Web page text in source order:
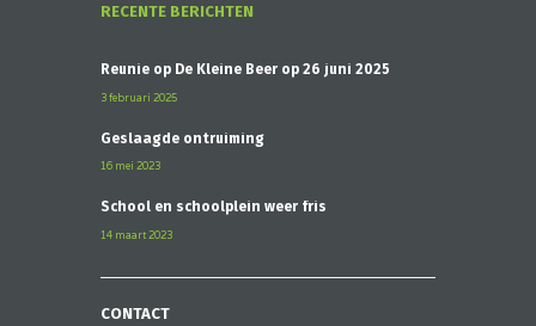
RECENTE BERICHTEN
Reünie op De Kleine Beer op 26 juni 2025
3 februari 2025
Geslaagde ontruiming
16 mei 2023
School en schoolplein weer fris
14 maart 2023
CONTACT